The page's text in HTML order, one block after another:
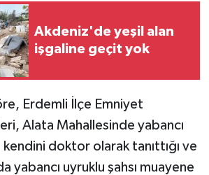
Akdeniz'de yeşil alan
işgaline geçit yok
Erdemli İlçe Emniyet
Alata Mahallesinde yabancı
doktor olarak tanıttığı ve
yabancı uyruklu şahsı muayene